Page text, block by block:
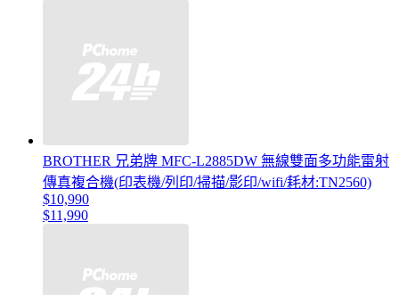
BROTHER 兄弟牌 MFC-L2885DW 無線雙面多功能雷射
傳真複合機(印表機/列印/掃描/影印/wifi/耗材:TN2560)
$10,990
$11,990